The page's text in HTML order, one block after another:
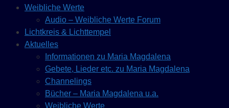
Weibliche Werte
Audio – Weibliche Werte Forum
Lichtkreis & Lichttempel
Aktuelles
Informationen zu Maria Magdalena
Gebete, Lieder etc. zu Maria Magdalena
Channelings
Bücher – Maria Magdalena u.a.
Weibliche Werte